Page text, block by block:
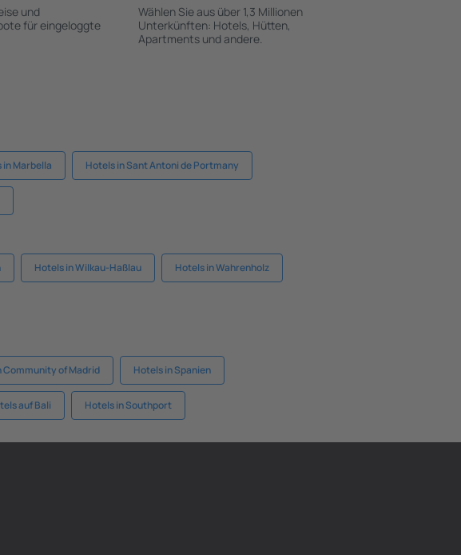
und
für eingeloggte
Wählen Sie aus über 1,3 Millionen
Unterkünften: Hotels, Hütten,
Apartments und andere.
in Marbella Hotels in Sant Antoni de Portmany
Hotels in Wilkau-Haßlau Hotels in Wahrenholz
Community of Madrid Hotels in Spanien
auf Bali Hotels in Southport